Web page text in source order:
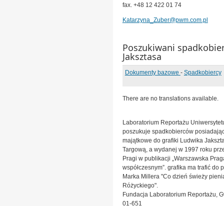
fax. +48 12 422 01 74
Katarzyna_Zuber@pwm.com.pl
Poszukiwani
Jaksztasa
Dokumenty bazowe - Spadkobiercy
There are no translations available.
Laboratorium Reportażu
poszukuje spadkobierców
majątkowe do grafiki Ludwika
Targową, a wydanej w 1997 roku
Pragi w publikacji „Warszawska
współczesnym”. grafika ma trafić do
Marka Millera "Co dzień świeży
Różyckiego".
Fundacja Laboratorium Reportażu,
01-651